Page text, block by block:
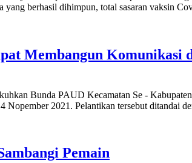
yang berhasil dihimpun, total sasaran vaksin
Membangun Komunikasi
Bunda PAUD Kecamatan Se -
2021. Pelantikan tersebut ditandai
Pemain